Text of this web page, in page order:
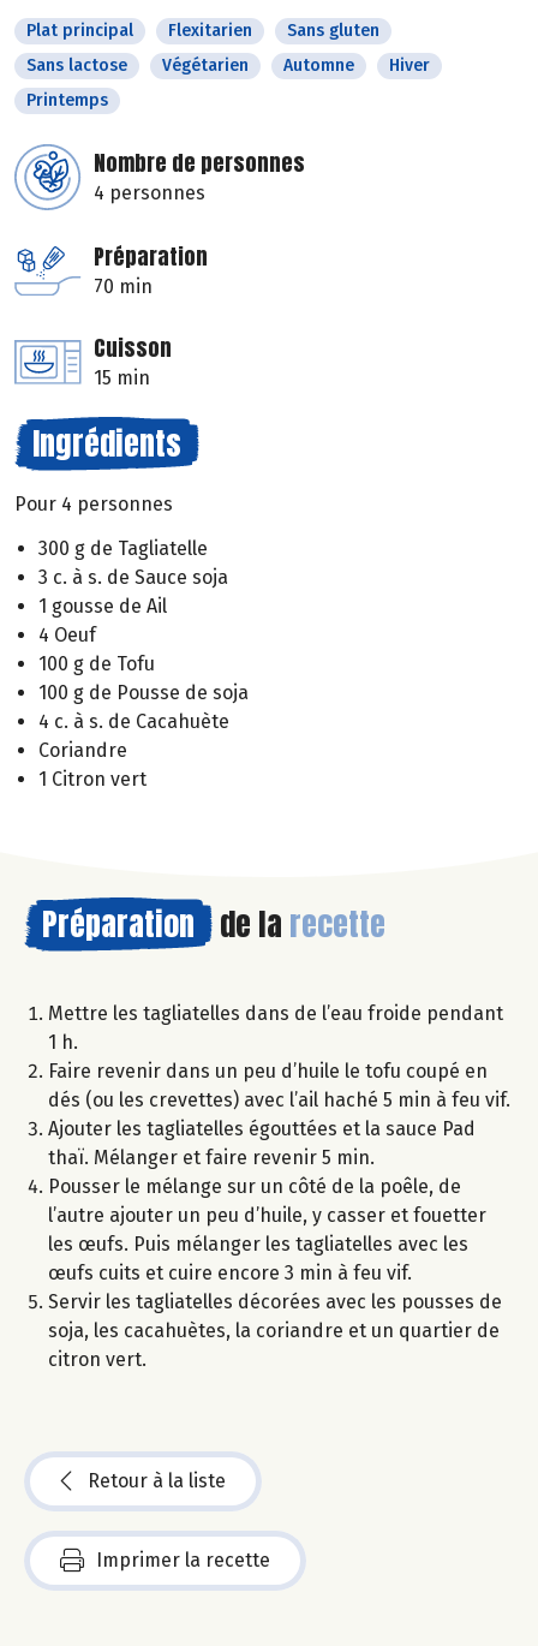
Plat principal Flexitarien
Sans gluten
Sans lactose
Végétarien Automne
Hiver
Printemps
Nombre de personnes
4 personnes
Préparation
70 min
Cuisson
15 min
Ingrédients
Pour 4 personnes
300 g de Tagliatelle
3 c. à s. de Sauce soja
1 gousse de Ail
4 Oeuf
100 g de Tofu
100 g de Pousse de soja
4 c. à s. de Cacahuète
Coriandre
1 Citron vert
Préparation de la recette
Mettre les tagliatelles dans de l’eau froide pendant
1 h.
Faire revenir dans un peu d’huile le tofu coupé en
dés (ou les crevettes) avec l’ail haché 5 min à feu vif.
Ajouter les tagliatelles égouttées et la sauce Pad
thaï. Mélanger et faire revenir 5 min.
Pousser le mélange sur un côté de la poêle, de
l’autre ajouter un peu d’huile, y casser et fouetter
les œufs. Puis mélanger les tagliatelles avec les
œufs cuits et cuire encore 3 min à feu vif.
Servir les tagliatelles décorées avec les pousses de
soja, les cacahuètes, la coriandre et un quartier de
citron vert.
Retour à la liste
Imprimer la recette